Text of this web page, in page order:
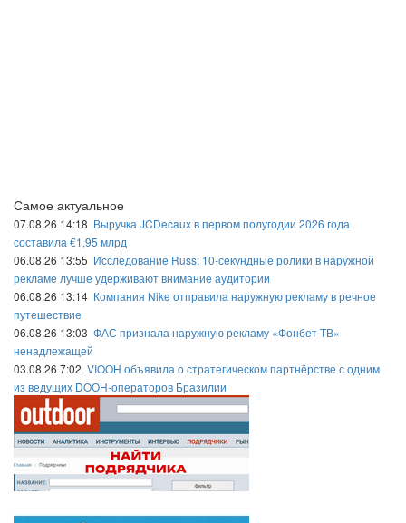
Самое актуальное
07.08.26 14:18 Выручка JCDecaux в первом полугодии 2026 года
составила €1,95 млрд
06.08.26 13:55 Исследование Russ: 10-секундные ролики в наружной
рекламе лучше удерживают внимание аудитории
06.08.26 13:14 Компания Nike отправила наружную рекламу в речное
путешествие
06.08.26 13:03 ФАС признала наружную рекламу «Фонбет ТВ»
ненадлежащей
03.08.26 7:02 VIOOH объявила о стратегическом партнёрстве с одним
из ведущих DOOH-операторов Бразилии